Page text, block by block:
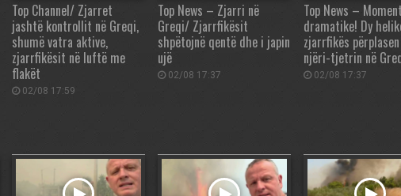
Top Channel/ Zjarret
jashtë kontrollit në Greqi,
shumë vatra aktive,
zjarrfikësit në luftë me
flakët
02/08 17:59
Top News – Zjarri në
Greqi/ Zjarrfikësit
shpëtojnë qentë dhe i japin
ujë
02/08 17:37
Top News –
dramatike! Dy
zjarrfikës
njëri-tjetrin në
02/08 17:37